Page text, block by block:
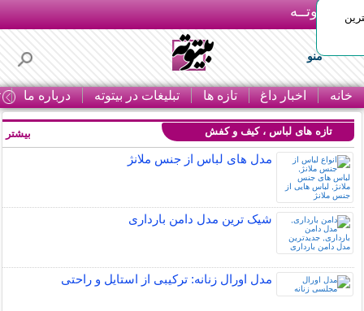
بـیتوتــه
منو
خانه اخبار داغ تازه ها تبلیغات در بیتوته درباره ما
تازه های لباس ، کیف و کفش
مدل های لباس از جنس ملانژ
شیک ترین مدل دامن بارداری
مدل اورال زنانه: ترکیبی از استایل و راحتی
بیشتر